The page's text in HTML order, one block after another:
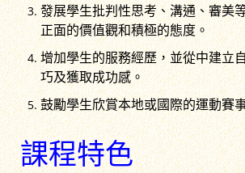
發展學生批判性思考、溝通、審美
正面的價值觀和積極的態度。
增加學生的服務經歷，並從中建立
巧及獲取成功感。
鼓勵學生欣賞本地或國際的運動賽
課程特色